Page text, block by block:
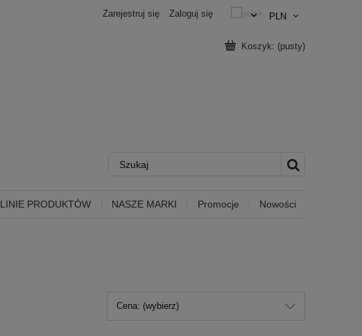
Zarejestruj się Zaloguj się
Koszyk: (pusty)
LINIE PRODUKTÓW NASZE MARKI Promocje Nowości
Cena: (wybierz)